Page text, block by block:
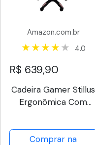
Amazon.com.br
4.0
R$ 639,90
Cadeira Gamer Stillus
Ergonômica Com
Rosa
Comprar na